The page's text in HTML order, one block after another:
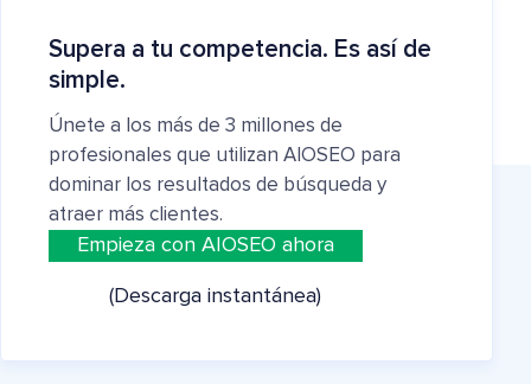
Supera a tu competencia. Es así de
simple.
Únete a los más de 3 millones de
profesionales que utilizan AIOSEO para
dominar los resultados de búsqueda y
atraer más clientes.
Empieza con AIOSEO ahora
(Descarga instantánea)